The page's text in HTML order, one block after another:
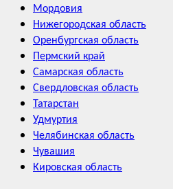
Мордовия
Нижегородская область
Оренбургская область
Пермский край
Самарская область
Свердловская область
Татарстан
Удмуртия
Челябинская область
Чувашия
Кировская область